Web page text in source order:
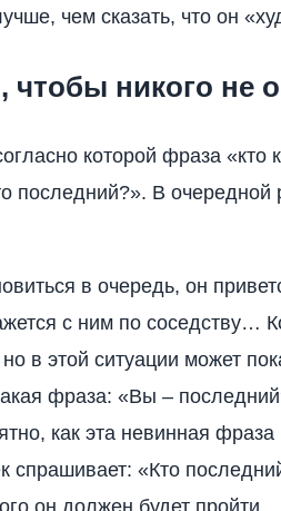
чем сказать, что он
чтобы никого не
которой фраза «кто
последний?». В очередной
в очередь, он
с ним по соседству…
в этой ситуации может
фраза: «Вы –
как эта невинная фраза
спрашивает: «Кто
он должен будет пройти.